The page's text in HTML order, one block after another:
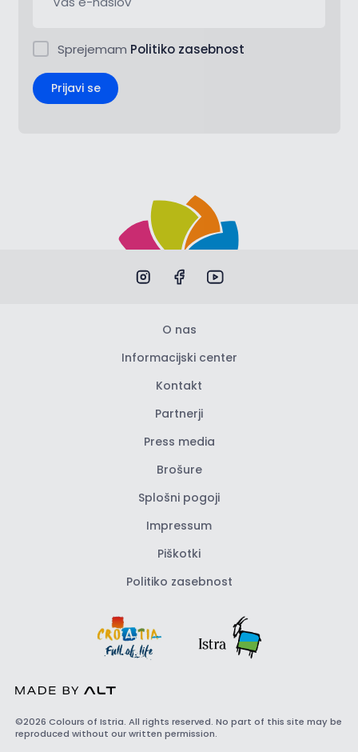
Sprejemam Politiko zasebnost
Prijavi se
O nas
Informacijski center
Kontakt
Partnerji
Press media
Brošure
Splošni pogoji
Impressum
Piškotki
Politiko zasebnost
©2026 Colours of Istria. All rights reserved. No part of this site may be
reproduced without our written permission.